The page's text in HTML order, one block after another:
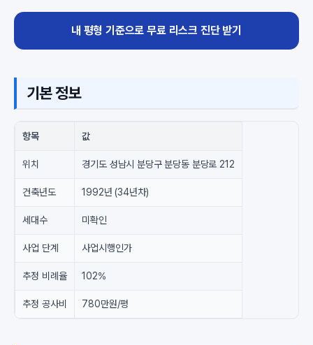
내 평형 기준으로 무료 리스크 진단 받기
기본 정보
항목 값
위치 경기도 성남시 분당구 분당동 분당로 212
건축년도 1992년 (34년차)
세대수 미확인
사업 단계 사업시행인가
추정 비례율 102%
추정 공사비 780만원/평